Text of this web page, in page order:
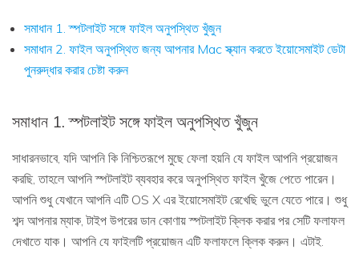
সমাধান 1. স্পটলাইট সঙ্গে ফাইল অনুপস্থিত খুঁজুন
সমাধান 2. ফাইল অনুপস্থিত জন্য আপনার Mac স্ক্যান করতে ইয়োসেমাইট ডেটা
পুনরুদ্ধার করার চেষ্টা করুন
সমাধান 1. স্পটলাইট সঙ্গে ফাইল অনুপস্থিত খুঁজুন
সাধারনভাবে, যদি আপনি কি নিশ্চিতরূপে মুছে ফেলা হয়নি যে ফাইল আপনি প্রয়োজন
করছি, তাহলে আপনি স্পটলাইট ব্যবহার করে অনুপস্থিত ফাইল খুঁজে পেতে পারেন।
আপনি শুধু যেখানে আপনি এটি OS X এর ইয়োসেমাইট রেখেছি ভুলে যেতে পারে। শুধু
শব্দ আপনার ম্যাক, টাইপ উপরের ডান কোণায় স্পটলাইট ক্লিক করার পর সেটি ফলাফল
দেখাতে যাক। আপনি যে ফাইলটি প্রয়োজন এটি ফলাফলে ক্লিক করুন। এটাই.